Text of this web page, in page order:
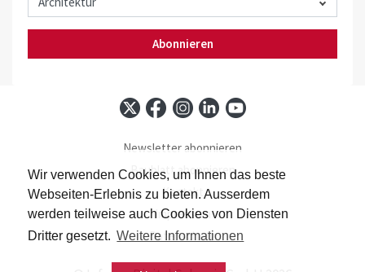
Wir verwenden Cookies, um Ihnen das beste
Webseiten-Erlebnis zu bieten. Ausserdem
werden teilweise auch Cookies von Diensten
Dritter gesetzt. Weitere Informationen
Abonnieren
Newsletter abonnieren
Baublatt abonnieren
Kontakt
Impressum
Datenschutz